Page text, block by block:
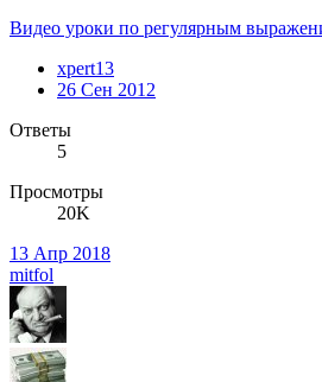
Видео уроки по регулярным
xpert13
26 Сен 2012
Ответы
5
Просмотры
20K
13 Апр 2018
mitfol